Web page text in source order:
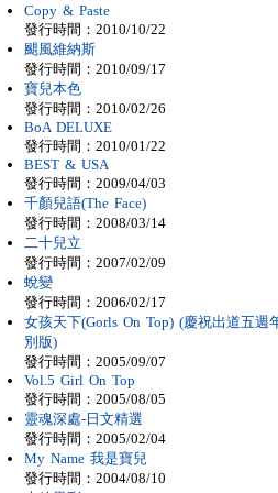
Copy & Paste
發行時間：2010/10/22
颶風維納斯
發行時間：2010/09/17
寶兒本色
發行時間：2010/02/26
BoA DELUXE
發行時間：2010/01/22
BEST & USA
發行時間：2009/04/03
千顏兒語(The Face)
發行時間：2008/03/14
二十兒立
發行時間：2007/02/09
蛻變
發行時間：2006/02/17
女孩天下(Gorls On Top) (慶祝出道五週
別版)
發行時間：2005/09/07
Vol.5 Girl On Top
發行時間：2005/08/05
靈魂深處-日文精選
發行時間：2005/02/04
My Name 我是寶兒
發行時間：2004/08/10